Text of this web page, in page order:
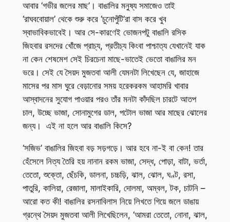
আবার ‘গভীর জলের মাছ’। বাঙালির মনুষ্য সমাজেও তাই
‘রাঘববোয়াল’ থেকে শুরু করে ‘চুনোপুঁটি’রা বাস করে খুব
স্বাভাবিকভাবেই। আর সে-কারণেই ভোজনপটু বাঙালি রসিক
জিহবার রসদের খোঁজে প্রাচ্য, প্রতীচ্য কিংবা পাশ্চাত্য যেখানেই যাক
না কেন শেষমেশ সেই চিরচেনা মাছে-ভাতেই ভেতো বাঙালির মন
ভরে। সেই যে সৈয়দ মুজতবা আলী যেমনটা লিখেছেন যে, জাহাজে
মাসের পর মাস ঘুরে বেড়ানোর সময় হরেকরকম আহামরি খাবার
আস্বাদনের সুযোগ পাওয়ার পরও তাঁর মনটা কাঁদছিল চারটে আতপ
চাল, উচ্ছে ভাজা, সোনামুগের ডাল, পটোল ভাজা আর মাছের ঝোলের
জন্য। এই না হলে আর বাঙালি কিসে?
‘সজিভ’ বাঙালির জিহবা বড় সড়গড়ে। আর হবে না-ই বা কেন! তার
হেঁসেলে নিত্য তৈরি হয় নানান রকম ভাজা, সেদ্ধ, পোড়া, বাটা, ভর্তা,
তেতো, শুক্তো, ছেঁচকি, ডালনা, চচ্চড়ি, ঝাল, ঝোল, ঘণ্ট, রসা,
পাতুরি, কালিয়া, রেজালা, মালাইকারি, দোলমা, অম্বল, টক, চাটনি –
আরো কত কী! বাঙালির রসনাবিলাস নিয়ে লিখতে গিয়ে জলে ডাঙায়
গ্রন্থে সৈয়দ মুজতবা আলী লিখেছিলেন, ‘আমরা তেতো, নোনা, ঝাল,